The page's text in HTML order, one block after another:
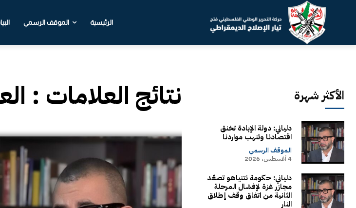
الرئيسية الموقف الرسمي
نتائج العلامات : الأكثر شهرة
دلياني: دولة الإبادة تخنق
اقتصادنا وتنهب مواردنا
الموقف الرسمي
4 أغسطس، 2026
دلياني: حكومة نتنياهو تصعّد
مجازر غزة لإفشال المرحلة
الثانية من اتفاق وقف إطلاق
النار